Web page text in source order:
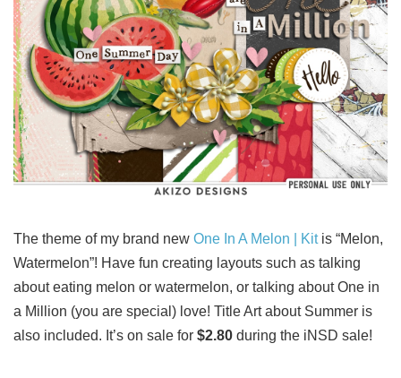
The theme of my brand new One In A Melon | Kitis “Melon,
Watermelon”! Have fun creating layouts such as talking
about eating melon or watermelon, or talking about One in
a Million (you are special) love! Title Art about Summer is
also included. It’s on sale for $2.80 during the iNSD sale!